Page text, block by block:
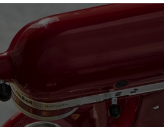
Registar agora